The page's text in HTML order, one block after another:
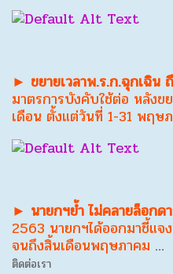
► ขยายเวลาพ.ร.ก.ฉุกเฉิน
มาตรการบังคับใช้ต่อ หลังข
เดือน ตั้งแต่วันที่ 1-31 พฤษ
► นายกฯย้ำ ไม่คลายล็อกด
2563 นายกฯได้ออกมาชี้แจ
จนถึงสิ้นเดือนพฤษภาคม …
ติดต่อเรา